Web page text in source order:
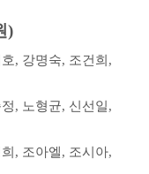
)
, 강명숙, 조건희 ,
, 노형균, 신선일,
, 조아엘, 조시아,